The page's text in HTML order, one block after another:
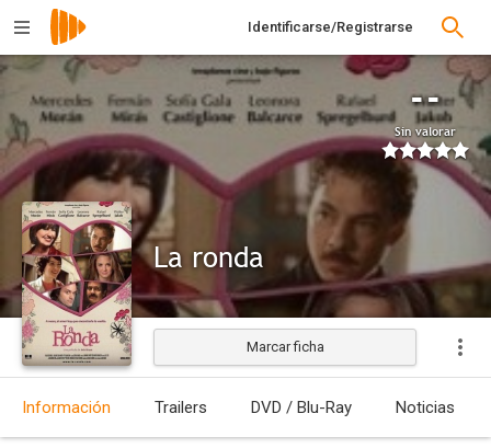
Identificarse/Registrarse
--
Sin valorar
La ronda
Estrenada
Marcar ficha
Información Trailers DVD / Blu-Ray Noticias